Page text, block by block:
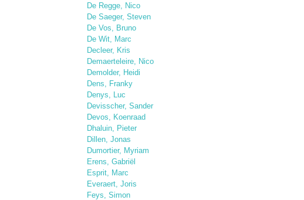
De Regge, Nico
De Saeger, Steven
De Vos, Bruno
De Wit, Marc
Decleer, Kris
Demaerteleire, Nico
Demolder, Heidi
Dens, Franky
Denys, Luc
Devisscher, Sander
Devos, Koenraad
Dhaluin, Pieter
Dillen, Jonas
Dumortier, Myriam
Erens, Gabriël
Esprit, Marc
Everaert, Joris
Feys, Simon